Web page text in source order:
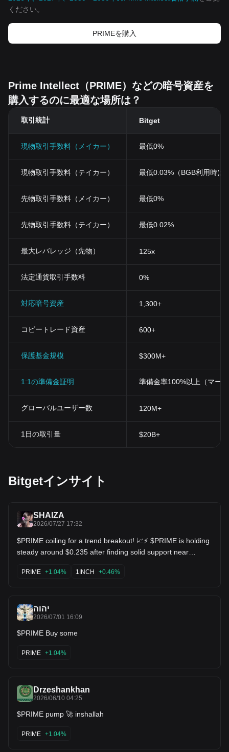
ください。
PRIMEを‌購入
Prime Intellect（PRIME）などの暗号資産を
購入するのに最適な場所は？
取引統計 Bitget
現物取引手数料（メイカー） 最低0%
現物取引手数料（テイカー） 最低0.03%（BGB利用時は
先物取引手数料（メイカー） 最低0%
先物取引手数料（テイカー） 最低0.02%
最大レバレッジ（先物） 125x
法定通貨取引手数料 0%
対応暗号資産 1,300+
コピートレード資産 600+
保護基金規模 $300M+
1:1の準備金証明 準備金率100%以上（マー
グローバルユーザー数 120M+
1日の取引量 $20B+
Bitgetインサイト
SHAIZA
2026/07/27 17:32
$PRIME coiling for a trend breakout! 📈⚡ $PRIME is holding
steady around $0.235 after finding solid support near
with moving averages starting to curl upward. Looking for a
push back toward the $0.35+ resistance zone! $1INCH
PRIME +1.04% 1INCH +0.46%
יהוה
2026/07/01 16:09
$PRIME Buy some
PRIME +1.04%
Drzeshankhan
2026/06/10 04:25
$PRIME pump 🚀 inshallah
PRIME +1.04%